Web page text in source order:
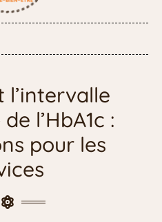
l’intervalle
l’HbA1c :
pour les